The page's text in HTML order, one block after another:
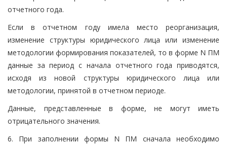
отчетного года.
Если в отчетном году имела место реорганизация,
изменение структуры юридического лица или изменение
методологии формирования показателей, то в форме N ПМ
данные за период с начала отчетного года приводятся,
исходя из новой структуры юридического лица или
методологии, принятой в отчетном периоде.
Данные, представленные в форме, не могут иметь
отрицательного значения.
6. При заполнении формы N ПМ сначала необходимо